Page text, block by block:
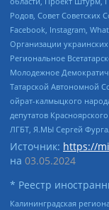
Родов, Совет Советских
Facebook, Instagram,
Организации
Региональное
Молодежное
Татарской Автономной
ойрат-калмыцкого
депутатов
ЛГБТ, Я.МЫ Сергей
Источник: https://
на 03.05.2024
* Реестр
Калининградская региональная общественная организация "Экозащита!-Женсовет", Фонд содействия защите прав и свобод граждан "Общественный вердикт", Фонд "Институт Развития Свободы Информации", Частное учреждение "Информационное агентство МЕМО. РУ", Региональная общественная организация "Общественная комиссия по сохранению наследия академика Сахарова", Фонд поддержки свободы прессы, Санкт-Петербургская общественная правозащитная организация "Гражданский контроль", Межрегиональная общественная организация "Информационно-просветительский центр "Мемориал", Региональный Фонд "Центр Защиты Прав Средств Массовой Информации", с 05.12.2023 Фонд "Центр Защиты Прав Средств массовой информации", Региональная общественная благотворительная организация помощи беженцам и мигрантам "Гражданское содействие", Негосударственное образовательное учреждение дополнительного профессионального образования (повышение квалификации) специалистов "АКАДЕМИЯ ПО ПРАВАМ ЧЕЛОВЕКА", Свердловская региональная общественная организация "Сутяжник", Автономная некоммерческая организация "Центр независимых социологических исследований", Союз общественных объединений "Российский исследовательский центр по правам человека", Региональное общественное учреждение научно-информационный центр "МЕМОРИАЛ", Некоммерческая организация "Фонд защиты гласности", Автономная некоммерческая организация "Институт прав человека", Городская общественная организация "Екатеринбургское общество "МЕМОРИАЛ", Городская общественная организация "Рязанское историко-просветительское и правозащитное общество "Мемориал" (Рязанский Мемориал), Челябинский региональный орган общественной самодеятельности – женское общественное объединение "Женщины Евразии", Челябинский региональный орган общественной самодеятельности "Уральская правозащитная группа", Фонд содействия защите здоровья и социальной справедливости имени Андрея Рылькова, Автономная Некоммерческая Организация "Аналитический Центр Юрия Левады", Автономная некоммерческая организация социальной поддержки населения "Проект Апрель", Региональная общественная организация помощи женщинам и детям, находящимся в кризисной ситуации "Информационно-методический центр "Анна", Фонд содействия развитию массовых коммуникаций и правовому просвещению "Так-так-Так", Фонд содействия устойчивому развитию "Серебряная тайга", Свердловский региональный общественный фонд социальных проектов "Новое время", "Idel.Реалии", Кавказ.Реалии, Крым.Реалии, Телеканал Настоящее Время, Татаро-башкирская служба Радио Свобода (Azatliq Radiosi), Радио Свободная Европа/Радио Свобода (PCE/PC), "Сибирь.Реалии", "Фактограф", Благотворительный фонд помощи осужденным и их семьям, Автономная некоммерческая организация "Институт глобализации и социальных движений", Фонд "В защиту прав заключенных", Частное учреждение "Центр поддержки и содействия развитию средств массовой информации", Пензенский региональный общественный благотворительный фонд "Гражданский союз", "Север.Реалии", Некоммерческая организация Фонд "Правовая инициатива", Общество с ограниченной ответственностью "Радио Свободная Европа/Радио Свобода", Чешское информационное агентство "MEDIUM-ORIENT", Красноярская региональная общественная организация "Мы против СПИДа", Камалягин Денис Николаевич, Маркелов Сергей Евгеньевич, Пономарев Лев Александрович, Савицкая Людмила